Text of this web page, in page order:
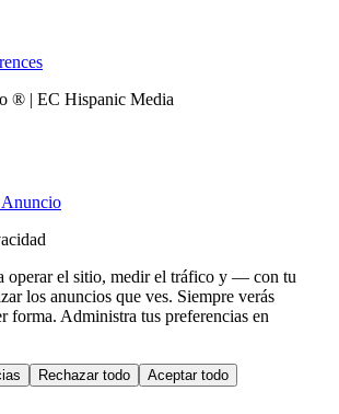
® | EC Hispanic Media
operar el sitio, medir el tráfico y — con tu
los anuncios que ves. Siempre verás
forma. Administra tus preferencias en
Rechazar todo Aceptar todo